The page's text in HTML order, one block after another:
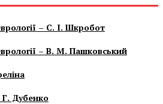
– С. І. Шкробот
– В. М. Пашковський
Г. Дубенко